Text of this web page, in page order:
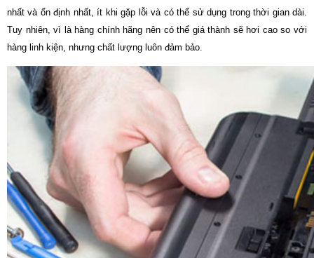
nhất và ổn định nhất, ít khi gặp lỗi và có thể sử dụng trong thời gian dài.
Tuy nhiên, vì là hàng chính hãng nên có thể giá thành sẽ hơi cao so với
hàng linh kiện, nhưng chất lượng luôn đảm bảo.